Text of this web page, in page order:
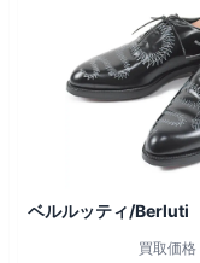
ベルルッティ/Berluti
買取価格